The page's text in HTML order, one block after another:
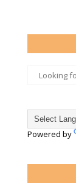
Powered by